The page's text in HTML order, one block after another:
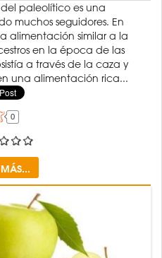
paleolítico es una
muchos seguidores. En
alimentación similar a la
en la época de las
a través de la caza y
una alimentación rica...
MÁS...